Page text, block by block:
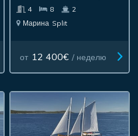
4
8
2
Марина Split
от 12 400€ / неделю